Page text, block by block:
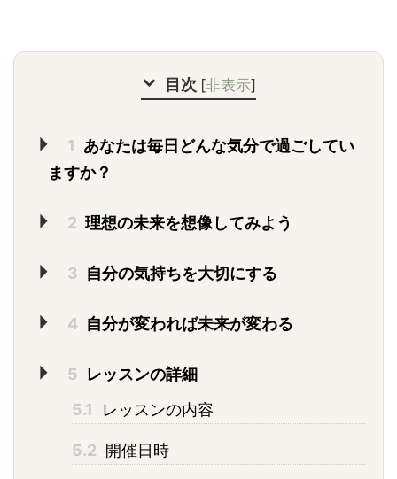
目次 [非表示]
1 あなたは毎日どんな気分で過ごしてい
ますか？
2 理想の未来を想像してみよう
3 自分の気持ちを大切にする
4 自分が変われば未来が変わる
5 レッスンの詳細
5.1
レッスンの内容
5.2 開催日時